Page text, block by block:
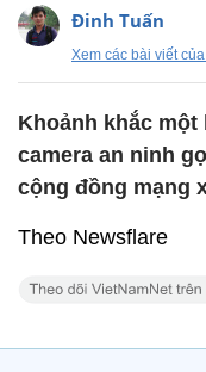
Đinh Tuấn
Xem các bài viết
Khoảnh khắc
camera an ninh
cộng đồng mạng
Theo Newsflare